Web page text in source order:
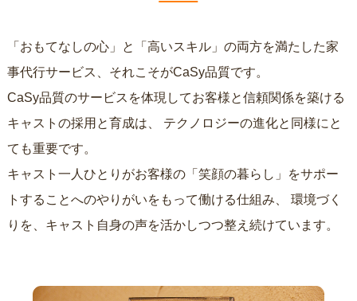
「おもてなしの心」と「高いスキル」の両方を満たした家
事代行サービス、それこそがCaSy品質です。
CaSy品質のサービスを体現してお客様と信頼関係を築ける
キャストの採用と育成は、
ても重要です。
キャスト一人ひとりがお客様の「笑顔の暮らし」をサポー
トすることへのやりがいをもって働ける仕組み、
りを、キャスト自身の声を活かしつつ整え続けています。